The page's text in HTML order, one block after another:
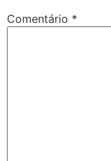
Comentário *